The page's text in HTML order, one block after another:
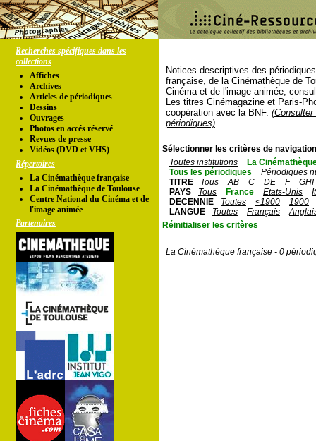
Recherches spécifiques dans les
collections
Affiches
Archives
Articles de périodiques
Dessins
Ouvrages
Photos en accés réservé
Revues de presse
Vidéos (DVD et VHS)
Répertoires
La Cinémathèque française
La Cinémathèque de Toulouse
Centre National du Cinéma et de
l'image animée
Partenaires
Notices descriptives des
française, de la Cinémathèque de
Cinéma et de l'image animée,
Les titres Cinémagazine et Paris-
coopération avec la BNF.
périodiques)
Sélectionner les critères de
Toutes institutions
La
Tous les périodiques
Périodiques
TITRE
Tous AB C DE F
GHI
PAYS
Tous France Etats-Unis
DECENNIE
Toutes <1900
1900
LANGUE
Toutes Français
Réinitialiser les critères
La Cinémathèque française - 0